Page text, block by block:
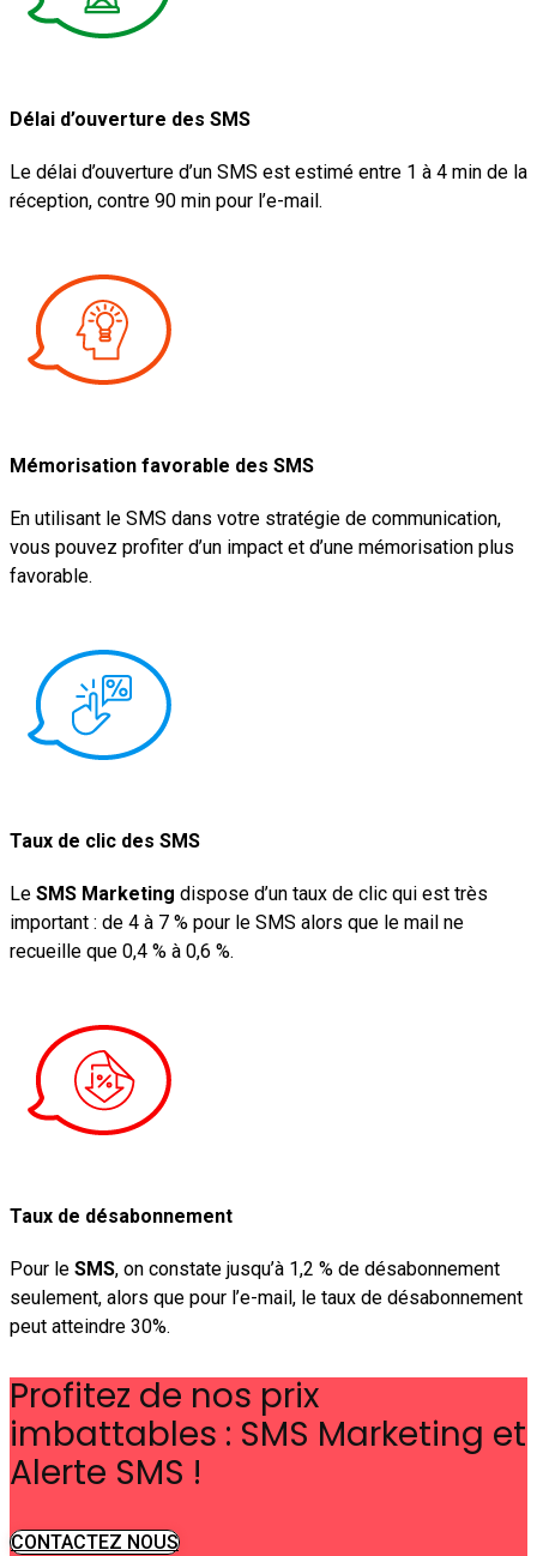
Délai d’ouverture des SMS
Le délai d’ouverture d’un SMS est estimé entre 1 à 4 min de la
réception, contre 90 min pour l’e-mail.
Mémorisation favorable des SMS
En utilisant le SMS dans votre stratégie de communication,
vous pouvez profiter d’un impact et d’une mémorisation plus
favorable.
Taux de clic des SMS
Le SMS Marketing dispose d’un taux de clic qui est très
important : de 4 à 7 % pour le SMS alors que le mail ne
recueille que 0,4 % à 0,6 %.
Taux de désabonnement
Pour le SMS, on constate jusqu’à 1,2 % de désabonnement
seulement, alors que pour l’e-mail, le taux de désabonnement
peut atteindre 30%.
Profitez de nos prix
imbattables : SMS Marketing et
Alerte SMS !
CONTACTEZ NOUS